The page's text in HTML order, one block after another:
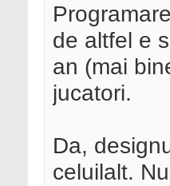
de altfel e
an (mai
jucatori.
Da,
celuilalt.